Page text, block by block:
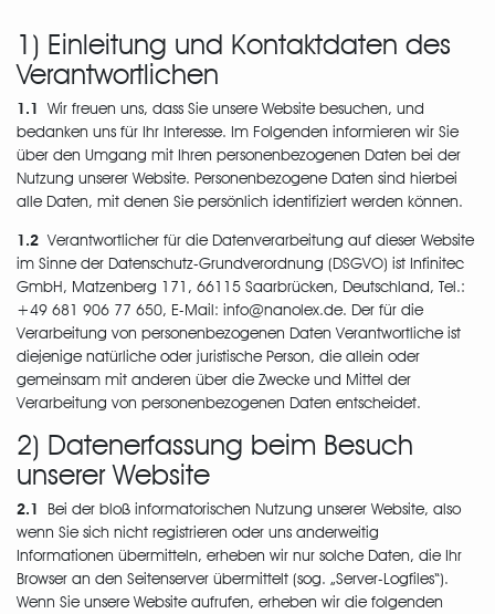
1) Einleitung und Kontaktdaten des
Verantwortlichen
1.1
Wir freuen uns, dass Sie unsere Website besuchen, und
bedanken uns für Ihr Interesse. Im Folgenden informieren wir Sie
über den Umgang mit Ihren personenbezogenen Daten bei der
Nutzung unserer Website. Personenbezogene Daten sind hierbei
alle Daten, mit denen Sie persönlich identifiziert werden können.
1.2 Verantwortlicher für die Datenverarbeitung auf dieser Website
im Sinne der Datenschutz-Grundverordnung (DSGVO) ist Infinitec
GmbH, Matzenberg 171, 66115 Saarbrücken, Deutschland, Tel.:
+49 681 906 77 650, E-Mail: info@nanolex.de. Der für die
Verarbeitung von personenbezogenen Daten Verantwortliche ist
diejenige natürliche oder juristische Person, die allein oder
gemeinsam mit anderen über die Zwecke und Mittel der
Verarbeitung von personenbezogenen Daten entscheidet.
2) Datenerfassung beim Besuch
unserer Website
2.1
Bei der bloß informatorischen Nutzung unserer Website, also
wenn Sie sich nicht registrieren oder uns anderweitig
Informationen übermitteln, erheben wir nur solche Daten, die Ihr
Browser an den Seitenserver übermittelt (sog. „Server-Logfiles“).
Wenn Sie unsere Website aufrufen, erheben wir die folgenden